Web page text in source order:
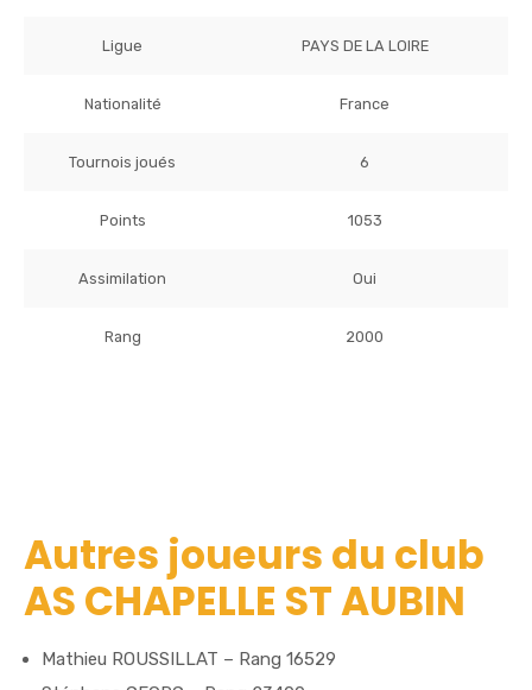
Ligue PAYS DE LA LOIRE
Nationalité France
Tournois joués 6
Points 1053
Assimilation Oui
Rang 2000
Autres joueurs du club
AS CHAPELLE ST AUBIN
Mathieu ROUSSILLAT – Rang 16529